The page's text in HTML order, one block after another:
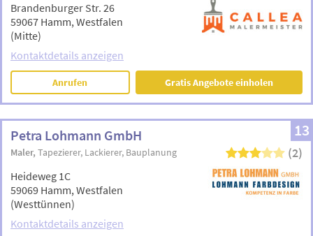
Brandenburger Str. 26
59067 Hamm, Westfalen
(Mitte)
Kontaktdetails anzeigen
Anrufen Gratis Angebote einholen
13
Petra Lohmann GmbH
Maler Tapezierer Lackierer Bauplanung (2)
Heideweg 1C
59069 Hamm, Westfalen
(Westtünnen)
Kontaktdetails anzeigen